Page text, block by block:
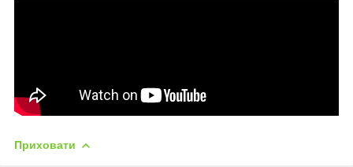
Приховати